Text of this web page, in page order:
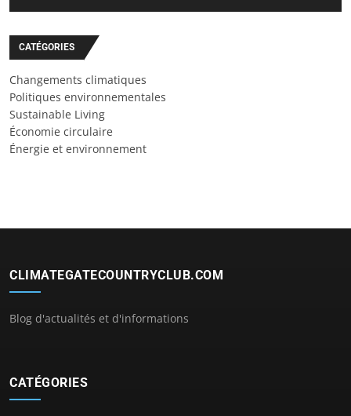
CATÉGORIES
Changements climatiques
Politiques environnementales
Sustainable Living
Économie circulaire
Énergie et environnement
CLIMATEGATECOUNTRYCLUB.COM
Blog d'actualités et d'informations
CATÉGORIES